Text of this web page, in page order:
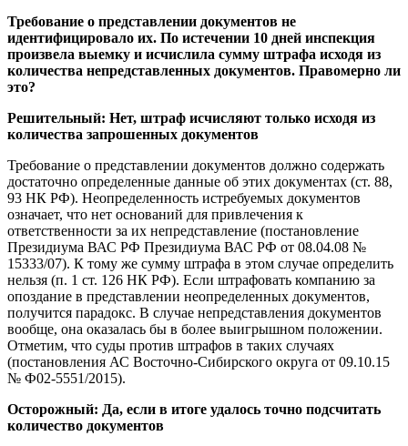
Требование о представлении документов не
идентифицировало их. По истечении 10 дней инспекция
произвела выемку и исчислила сумму штрафа исходя из
количества непредставленных документов. Правомерно ли
это?
Решительный: Нет, штраф исчисляют только исходя из
количества запрошенных документов
Требование о представлении документов должно содержать
достаточно определенные данные об этих документах (ст. 88,
93 НК РФ). Неопределенность истребуемых документов
означает, что нет оснований для привлечения к
ответственности за их непредставление (постановление
Президиума ВАС РФ Президиума ВАС РФ от 08.04.08 №
15333/07). К тому же сумму штрафа в этом случае определить
нельзя (п. 1 ст. 126 НК РФ). Если штрафовать компанию за
опоздание в представлении неопределенных документов,
получится парадокс. В случае непредставления документов
вообще, она оказалась бы в более выигрышном положении.
Отметим, что суды против штрафов в таких случаях
(постановления АС Восточно-Сибирского округа от 09.10.15
№ Ф02-5551/2015).
Осторожный: Да, если в итоге удалось точно подсчитать
количество документов